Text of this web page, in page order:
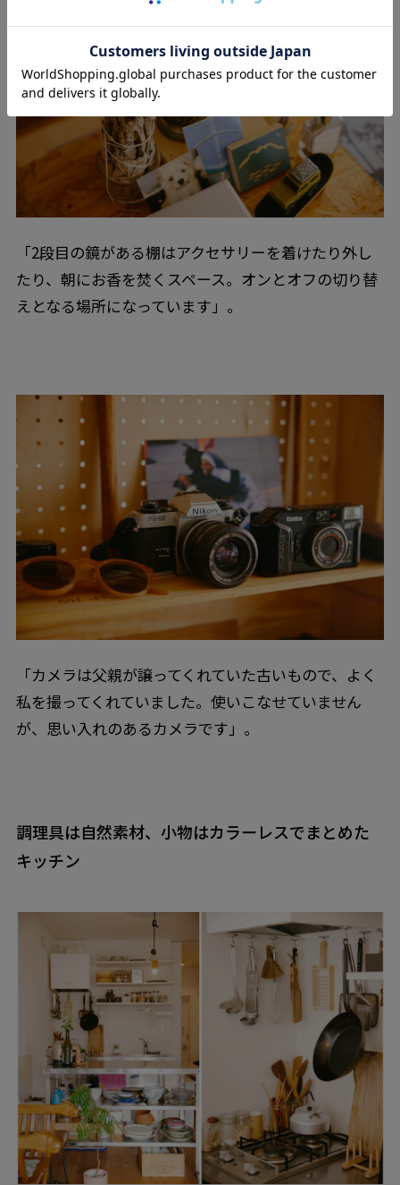
「2段目の鏡がある棚はアクセサリーを着けたり外し
たり、朝にお香を焚くスペース。オンとオフの切り替
えとなる場所になっています」。
「カメラは父親が譲ってくれていた古いもので、よく
私を撮ってくれていました。使いこなせていません
が、思い入れのあるカメラです」。
調理具は自然素材、小物はカラーレスでまとめた
キッチン